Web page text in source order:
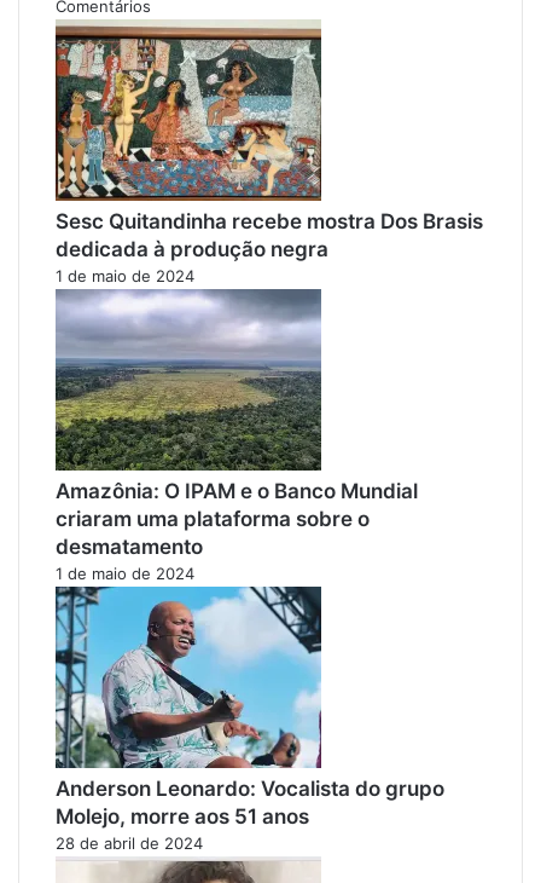
Comentários
Sesc Quitandinha recebe mostra Dos Brasis
dedicada à produção negra
1 de maio de 2024
Amazônia: O IPAM e o Banco Mundial
criaram uma plataforma sobre o
desmatamento
1 de maio de 2024
Anderson Leonardo: Vocalista do grupo
Molejo, morre aos 51 anos
28 de abril de 2024